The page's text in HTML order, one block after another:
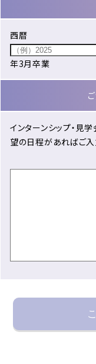
西暦
年3月卒業
インターンシップ・見
望の日程があればご入